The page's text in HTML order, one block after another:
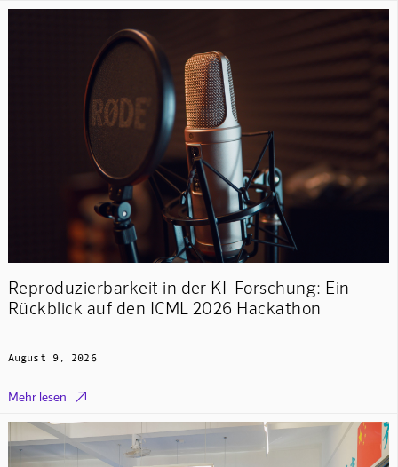
Reproduzierbarkeit in der KI-Forschung: Ein
Rückblick auf den ICML 2026 Hackathon
August 9, 2026
Mehr lesen 